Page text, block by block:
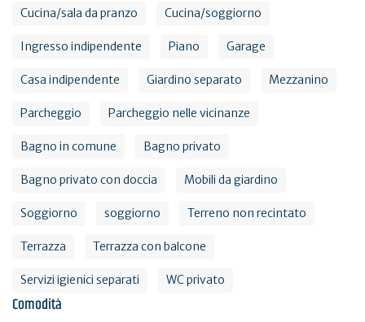
Cucina/sala da pranzo Cucina/soggiorno
Ingresso indipendente Piano Garage
Casa indipendente Giardino separato Mezzanino
Parcheggio Parcheggio nelle vicinanze
Bagno in comune Bagno privato
Bagno privato con doccia Mobili da giardino
Soggiorno soggiorno Terreno non recintato
Terrazza Terrazza con balcone
Servizi igienici separati WC privato
Comodità